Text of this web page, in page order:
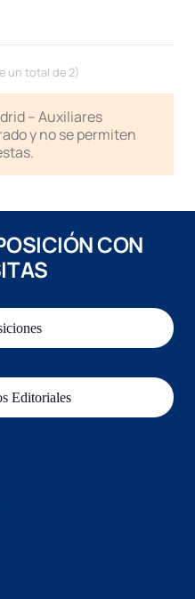
un total de 2)
– Auxiliares
y no se permiten
CON
Editoriales